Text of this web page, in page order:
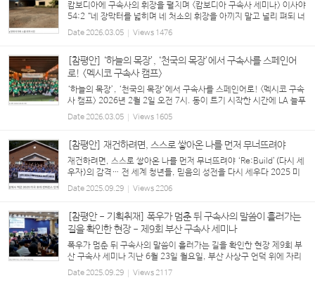
캄보디아에 구속사의 휘장을 펼치며 <캄보디아 구속사 세미나> 이사야
54:2 “네 장막터를 넓히며 네 처소의 휘장을 아끼지 말고 널리 펴되 너
의 줄을 길게 하며 너의 말뚝을 견고히 할지어다” “거기 가도 괜찮아
요?” “너무 위험한 거 아니에요?” “무사...
Date2026.03.05 Views 1476
[참평안] ‘하늘의 목장’, ‘천국의 목장’에서 구속사를 스페인어
로! <멕시코 구속사 캠프>
‘하늘의 목장’, ‘천국의 목장’에서 구속사를 스페인어로! <멕시코 구속
사 캠프> 2026년 2월 2일 오전 7시. 동이 트기 시작한 시간에 LA 늘푸
른동산 교회에서는 멕시코 구속사 캠프의 강사들과 봉사자들이 쏟아질
듯한 짐을 교회 밴에 싣고 출발...
Date2026.03.05 Views 1605
[참평안] 재건하려면, 스스로 쌓아온 나를 먼저 무너뜨려야
재건하려면, 스스로 쌓아온 나를 먼저 무너뜨려야 ‘Re:Build’(다시 세
우자)의 감격… 전 세계 청년들, 믿음의 성전을 다시 세우다 2025 미
국 호라 컨퍼런스, 애틀랜타에서 뜨거운 은혜로 마무리 2025년 7월 2
~5일, 미국 조지아주 애틀랜타에서는...
Date2025.09.29 Views2206
[참평안 - 기획취재] 폭우가 멈춘 뒤 구속사의 말씀이 흘러가는
길을 확인한 현장 - 제9회 부산 구속사 세미나
폭우가 멈춘 뒤 구속사의 말씀이 흘러가는 길을 확인한 현장 제9회 부
산 구속사 세미나 지난 6월 23일 월요일, 부산 사상구 언덕 위에 자리
한 붉은 벽돌의 은혜교회로 목회자들이 모여들었다. 장마가 시작되며
폭우가 예보됐지만, 세미나가 열린 ...
Date2025.09.29 Views2117